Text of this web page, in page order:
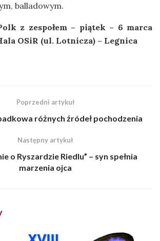
balladowym.
z zespołem – piątek – 6 marca
OSiR (ul. Lotnicza) – Legnica
Poprzedni artykuł
różnych źródeł pochodzenia
Następny artykuł
o Ryszardzie Riedlu” – syn spełnia
marzenia ojca